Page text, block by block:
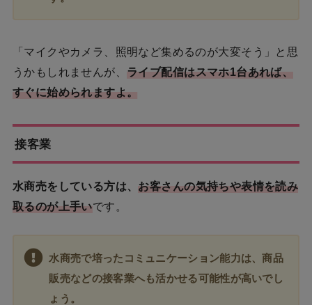
「マイクやカメラ、照明など集めるのが大変そう」と思
うかもしれませんが、 ライブ配信はスマホ1台あれば、
すぐに始められますよ。
接客業
水商売をしている方は、 お客さんの気持ちや表情を読み
取るのが上手いです。
水商売で培ったコミュニケーション能力は、商品
販売などの接客業へも活かせる可能性が高いでし
ょう。